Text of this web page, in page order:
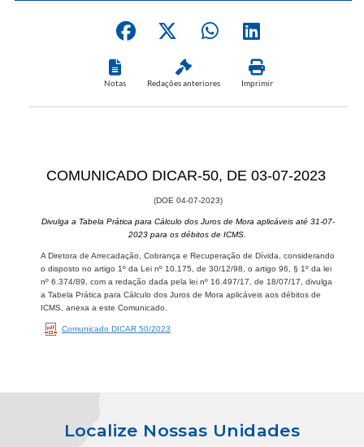
Notas Redações anteriores Imprimir
COMUNICADO DICAR-50, DE 03-07-2023
(DOE 04-07-2​​023)
Divulga a Tabela Prática para Cálculo dos Juros de Mora aplicáveis até 31-07-
2023 para os débitos de ICMS.
A Diretora de Arrecadação, Cobrança e Recuperação de Dívida, considerando
o disposto no artigo 1º da Lei nº 10.175, de 30/12/98, o artigo 96, § 1º da lei
nº 6.374/89, com a redação dada pela lei nº 16.497/17, de 18/07/17, divulga
a Tabela Prática para Cálculo dos Juros de Mora aplicáveis aos débitos de
ICMS, anexa a este Comunicado.​​​
Comunicado DICAR 50/2023
Localize Nossas Unidades